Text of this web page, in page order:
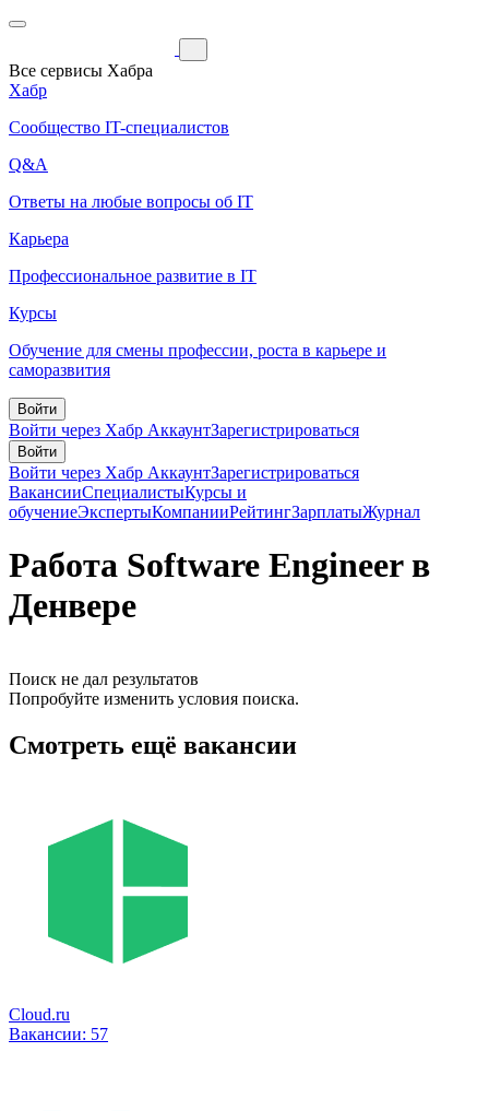
Все сервисы Хабра
Хабр
Сообщество IT-специалистов
Q&A
Ответы на любые вопросы об IT
Карьера
Профессиональное развитие в IT
Курсы
Обучение для смены профессии, роста в карьере и
саморазвития
Войти
Войти через Хабр АккаунтЗарегистрироваться
Войти
Войти через Хабр АккаунтЗарегистрироваться
ВакансииСпециалистыКурсы и
обучениеЭкспертыКомпанииРейтингЗарплатыЖурнал
Работа Software Engineer в
Денвере
Поиск не дал результатов
Попробуйте изменить условия поиска.
Смотреть ещё вакансии
Cloud.ru
Вакансии: 57